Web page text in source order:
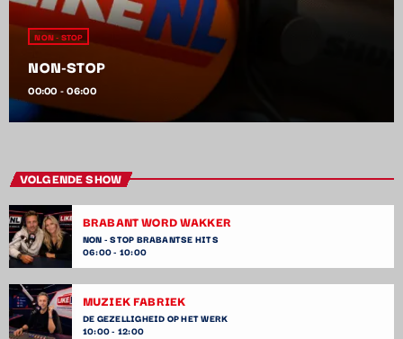
NON - STOP
NON-STOP
00:00 - 06:00
VOLGENDE SHOW
BRABANT WORD WAKKER
NON - STOP BRABANTSE HITS
06:00 - 10:00
MUZIEK FABRIEK
DE GEZELLIGHEID OP HET WERK
10:00 - 12:00